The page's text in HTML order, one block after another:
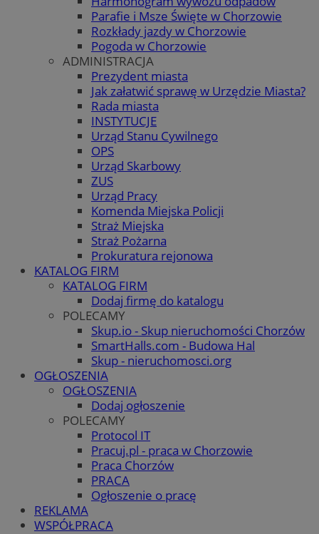
Parafie i Msze Święte w Chorzowie
Rozkłady jazdy w Chorzowie
Pogoda w Chorzowie
ADMINISTRACJA
Prezydent miasta
Jak załatwić sprawę w Urzędzie Miasta?
Rada miasta
INSTYTUCJE
Urząd Stanu Cywilnego
OPS
Urząd Skarbowy
ZUS
Urząd Pracy
Komenda Miejska Policji
Straż Miejska
Straż Pożarna
Prokuratura rejonowa
KATALOG FIRM
KATALOG FIRM
Dodaj firmę do katalogu
POLECAMY
Skup.io - Skup nieruchomości Chorzów
SmartHalls.com - Budowa Hal
Skup - nieruchomosci.org
OGŁOSZENIA
OGŁOSZENIA
Dodaj ogłoszenie
POLECAMY
Protocol IT
Pracuj.pl - praca w Chorzowie
Praca Chorzów
PRACA
Ogłoszenie o pracę
REKLAMA
WSPÓŁPRACA